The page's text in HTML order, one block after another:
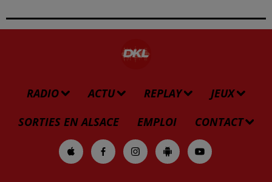
RADIO ACTU REPLAY
JEUX
SORTIES EN ALSACE
EMPLOI CONTACT